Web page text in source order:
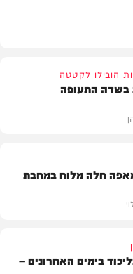
הובילו לקטטה
בשדה התעופה
חלה מלוח במחבת
בימים האחרונים –